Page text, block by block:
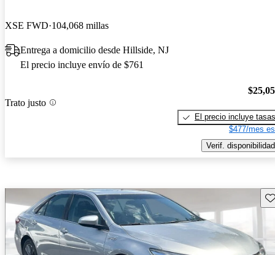
XSE FWD 104,068 millas
Entrega a domicilio desde Hillside, NJ
El precio incluye envío de $761
Trato justo
El precio incluye tasas
$477/mes
Verif. disponibilidad